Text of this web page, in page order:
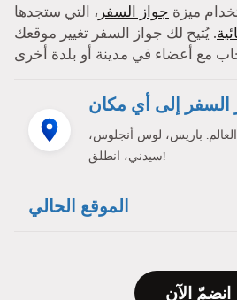
ميزة جواز السفر ، التي ستجدها
. يُتيح لك جواز السفر تغيير موقعك
السفر إلى أي مكان
باريس، لوس أنجلوس،
سيدني، انطلق!
الموقع الحالي
انضمّ الآن